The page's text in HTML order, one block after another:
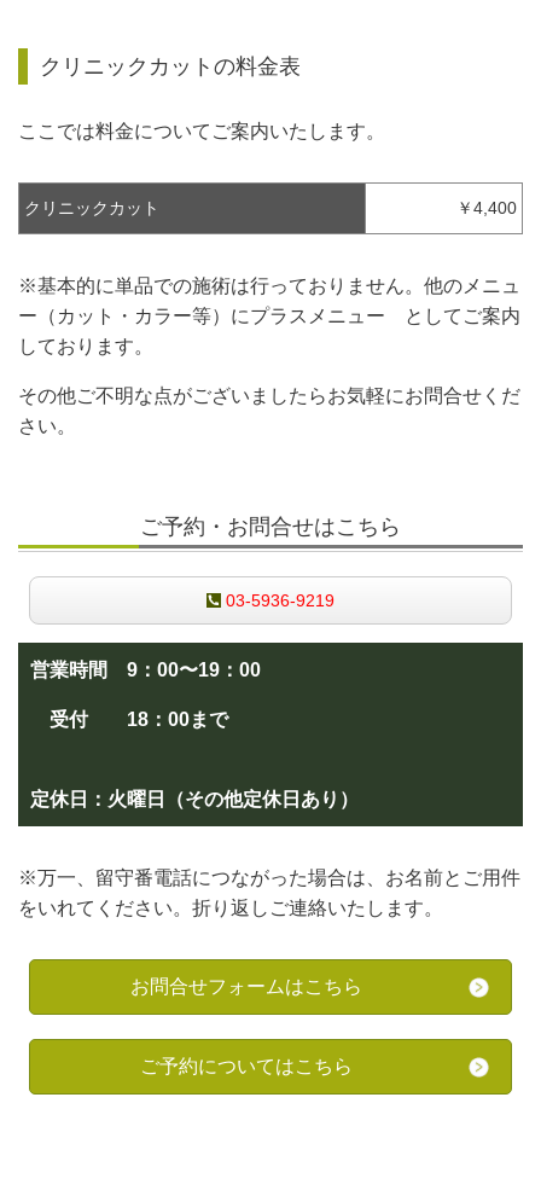
クリニックカットの料金表
ここでは料金についてご案内いたします。
クリニックカット ￥4,400
※基本的に単品での施術は行っておりません。他のメニュ
ー（カット・カラー等）にプラスメニュー としてご案内
しております。
その他ご不明な点がございましたらお気軽にお問合せくだ
さい。
ご予約・お問合せはこちら
03-5936-9219
営業時間 9：00〜19：00
受付18：00まで
定休日：火曜日（その他定休日あり）
※万一、留守番電話につながった場合は、お名前とご用件
をいれてください。折り返しご連絡いたします。
お問合せフォームはこちら
ご予約についてはこちら